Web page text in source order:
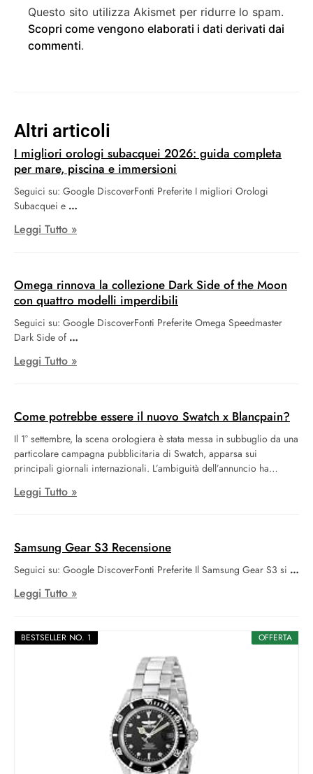
OFFERTA
BESTSELLER NO. 1
Altri articoli
I migliori orologi subacquei 2026: guida completa
per mare, piscina e immersioni
Seguici su: Google DiscoverFonti Preferite I migliori Orologi
Subacquei e
Leggi Tutto »
Omega rinnova la collezione Dark Side of the Moon
con quattro modelli imperdibili
Seguici su: Google DiscoverFonti Preferite Omega Speedmaster
Dark Side of
Leggi Tutto »
Come potrebbe essere il nuovo Swatch x Blancpain?
Il 1° settembre, la scena orologiera è stata messa in subbuglio da una
particolare campagna pubblicitaria di Swatch, apparsa sui
principali giornali internazionali. L’ambiguità dell’annuncio ha
all’introduzione di un nuovo prodotto? Oppure si trattava
del brand verso il mercato Diver di lusso.
Tuttavia, il 4 settembre, il sipario è stato sollevato, almeno
parzialmente. Swatch ha ufficializzato, tramite il proprio profilo
Instagram, la collaborazione con Blancpain, sebbene i dettagli
specifici rimangano, per ora, avvolti nel mistero.
Leggi Tutto »
Samsung Gear S3 Recensione
Seguici su: Google DiscoverFonti Preferite Il Samsung Gear S3 si
Leggi Tutto »
Questo sito utilizza Akismet per ridurre lo spam.
Scopri come vengono elaborati i dati derivati dai
commenti.